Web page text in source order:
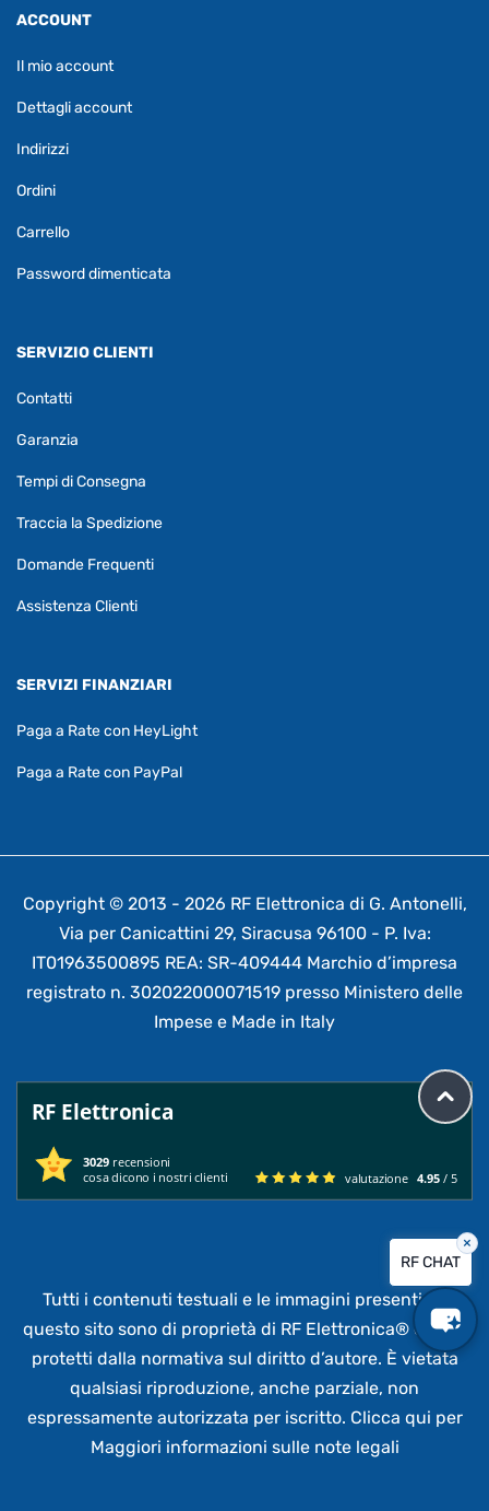
ACCOUNT
Il mio account
Dettagli account
Indirizzi
Ordini
Carrello
Password dimenticata
SERVIZIO CLIENTI
Contatti
Garanzia
Tempi di Consegna
Traccia la Spedizione
Domande Frequenti
Assistenza Clienti
SERVIZI FINANZIARI
Paga a Rate con HeyLight
Paga a Rate con PayPal
Copyright © 2013 - 2026 RF Elettronica di G. Antonelli,
Via per Canicattini 29, Siracusa 96100 - P. Iva:
IT01963500895 REA: SR-409444 Marchio d’impresa
registrato n. 302022000071519 presso Ministero delle
Impese e Made in Italy
RF Elettronica
3029 recensioni
cosa dicono i nostri clienti
valutazione 4.95 / 5
Tutti i contenuti testuali e le immagini presenti su
questo sito sono di proprietà di RF Elettronica®e sono
protetti dalla normativa sul diritto d’autore. È vietata
qualsiasi riproduzione, anche parziale, non
espressamente autorizzata per iscritto. Clicca qui per
Maggiori informazioni sulle note legali
RF CHAT
×